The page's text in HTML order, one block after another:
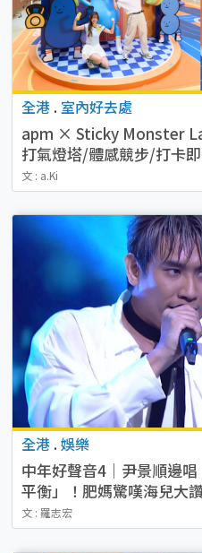
全港 . 室內好去處
apm × Sticky Monster
打氣燈塔/體感競步/打卡
文 : a.Ki
全港 . 娛樂
中年好聲音4｜尹景順邊
平衡」！肥媽驚嘆海兒大
文 : 羅志宏